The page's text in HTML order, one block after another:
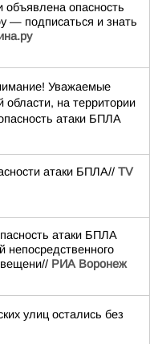
объявлена опасность
— подписаться и знать
Уважаемые
на территории
атаки БПЛА
атаки БПЛА// TV
атаки БПЛА
непосредственного
РИА Воронеж
улиц остались без